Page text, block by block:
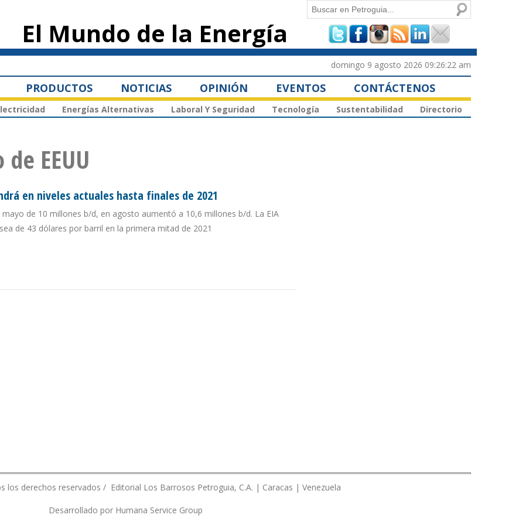
principal
El Mundo de la Energía
Formulario de
búsqueda
Buscar
domingo 9 agosto 2026 09:26:22 am
PRODUCTOS NOTICIAS OPINIÓN EVENTOS CONTÁCTENOS
Energías Alternativas Laboral Y Seguridad Tecnología Sustentabilidad Directorio
EEUU
en niveles actuales hasta finales de 2021
de 10 millones b/d, en agosto aumentó a 10,6 millones b/d. La EIA
de 43 dólares por barril en la primera mitad de 2021
los derechos reservados / Editorial Los Barrosos Petroguia, C.A. | Caracas | Venezuela
Desarrollado por Humana Service Group